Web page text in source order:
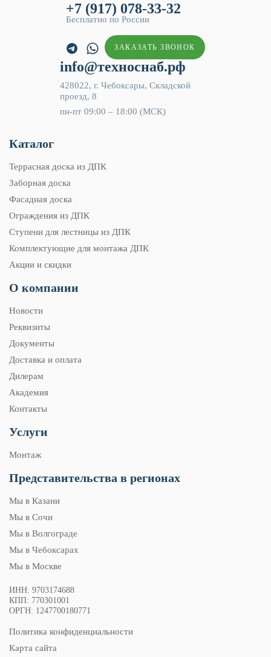
+7 (917) 078-33-32
Бесплатно по России
ЗАКАЗАТЬ ЗВОНОК
info@техноснаб.рф
428022, г. Чебоксары, Складской
проезд, 8
пн-пт 09:00 – 18:00 (МСК)
Каталог
Террасная доска из ДПК
Заборная доска
Фасадная доска
Ограждения из ДПК
Ступени для лестницы из ДПК
Комплектующие для монтажа ДПК
Акции и скидки
О компании
Новости
Реквизиты
Документы
Доставка и оплата
Дилерам
Академия
Контакты
Услуги
Монтаж
Представительства в регионах
Мы в Казани
Мы в Сочи
Мы в Волгограде
Мы в Чебоксарах
Мы в Москве
ИНН: 9703174688
КПП: 770301001
ОРГН: 1247700180771
Политика конфиденциальности
Карта сайта